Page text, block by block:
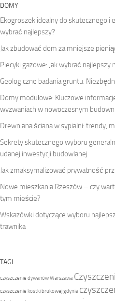
DOMY
Ekogroszek idealny do skutecznego i
wybrać najlepszy?
Jak zbudować dom za mniejsze
Piecyki gazowe: Jak wybrać
Geologiczne badania gruntu:
Domy modułowe: Kluczowe
wyzwaniach w nowoczesnym
Drewniana ściana w sypialni: trendy,
Sekrety skutecznego wyboru
udanej inwestycji budowlanej
Jak zmaksymalizować prywatność
Nowe mieszkania Rzeszów – czy
tym mieście?
Wskazówki dotyczące wyboru
trawnika
TAGI
czyszczenie dywanów Warszawa
czyszczenie kostki brukowej gdynia